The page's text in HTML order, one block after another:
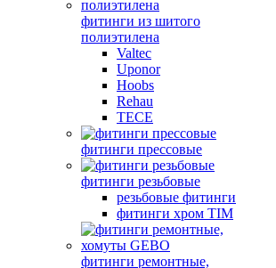
фитинги из шитого
полиэтилена
Valtec
Uponor
Hoobs
Rehau
TECE
фитинги прессовые
фитинги резьбовые
резьбовые фитинги
фитинги хром TIM
фитинги ремонтные,